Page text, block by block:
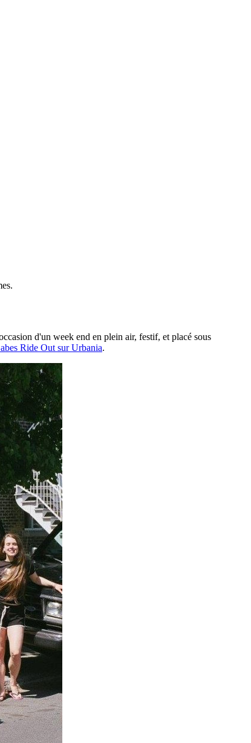
d'un week end en plein air, festif, et placé sous
Ride Out sur Urbania.